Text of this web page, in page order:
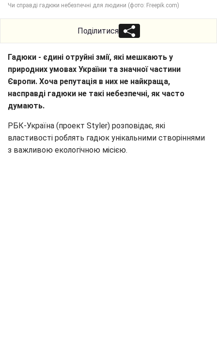
Чи справді гадюки небезпечні для людини (фото: Freepik.com)
Поділитися
Гадюки - єдині отруйні змії, які мешкають у
природних умовах України та значної частини
Європи. Хоча репутація в них не найкраща,
насправді гадюки не такі небезпечні, як часто
думають.
РБК-Україна (проект Styler) розповідає, які
властивості роблять гадюк унікальними створіннями
з важливою екологічною місією.